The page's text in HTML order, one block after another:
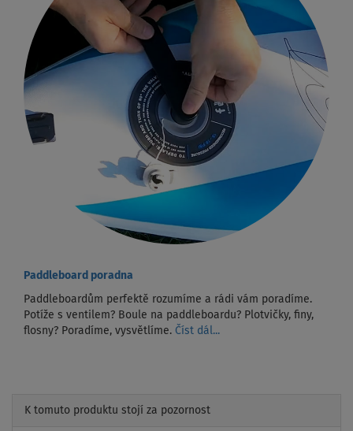
Paddleboard poradna
Paddleboardům perfektě rozumíme a rádi vám poradíme.
Potíže s ventilem? Boule na paddleboardu? Plotvičky, finy,
flosny? Poradíme, vysvětlíme. Číst dál...
K tomuto produktu stojí za pozornost